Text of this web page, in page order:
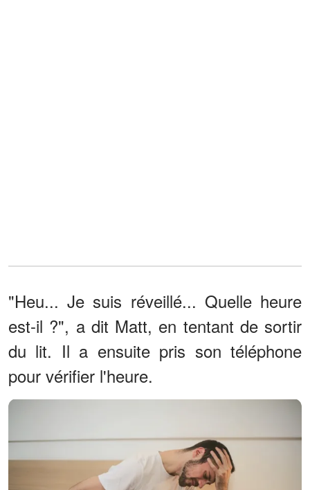
"Heu... Je suis réveillé... Quelle heure
est-il ?", a dit Matt, en tentant de sortir
du lit. Il a ensuite pris son téléphone
pour vérifier l'heure.